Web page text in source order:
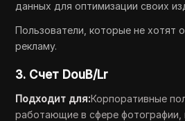
данных для оптимизации своих
Пользователи, которые не хотят
рекламу.
3. Счет DouB/Lr
Подходит для:Корпоративные
работающие в сфере фотографии,